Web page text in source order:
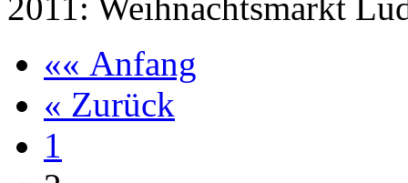
2011: Weihnachtsmarkt
«« Anfang
« Zurück
1